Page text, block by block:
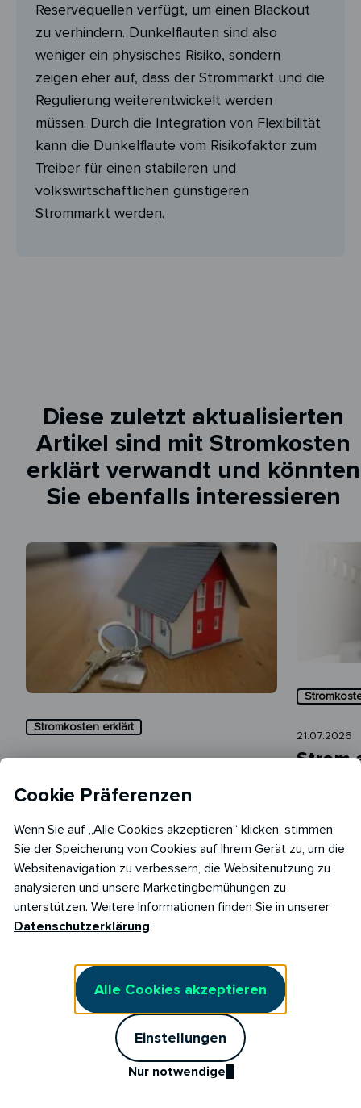
Reservequellen verfügt, um einen Blackout
zu verhindern. Dunkelflauten sind also
weniger ein physisches Risiko, sondern
zeigen eher auf, dass der Strommarkt und die
Regulierung weiterentwickelt werden
müssen. Durch die Integration von Flexibilität
kann die Dunkelflaute vom Risikofaktor zum
Treiber für einen stabileren und
volkswirtschaftlichen günstigeren
Strommarkt werden.
Diese zuletzt aktualisierten
Artikel sind mit Stromkosten
erklärt verwandt und könnten
Sie ebenfalls interessieren
Stromkosten erklärt
Strom beim Umzug
So funktioniert’s!
21.07.2026
Strom
Alle Artikel anzeigen
Cookie Präferenzen
Wenn Sie auf „Alle Cookies akzeptieren“ klicken, stimmen
Sie der Speicherung von Cookies auf Ihrem Gerät zu, um die
Websitenavigation zu verbessern, die Websitenutzung zu
analysieren und unsere Marketingbemühungen zu
unterstützen. Weitere Informationen finden Sie in unserer
Datenschutzerklärung.
Alle Cookies akzeptieren
Einstellungen
Nur notwendige